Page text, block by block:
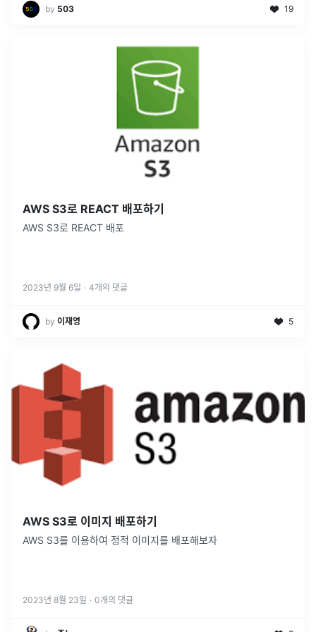
by 503 19
AWS S3로 REACT 배포하기
AWS S3로 REACT 배포
2023년 9월 6일 · 4개의 댓글
by 이재영 5
AWS S3로 이미지 배포하기
AWS S3를 이용하여 정적 이미지를 배포해보자
2023년 8월 23일 · 0개의 댓글